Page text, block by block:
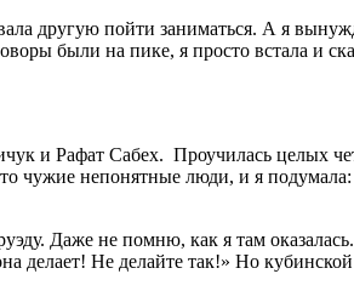
другую пойти заниматься. А я
были на пике, я просто встала и
и Рафат Сабех. Проучилась целых
непонятные люди, и я
Даже не помню, как я там
Не делайте так!» Но